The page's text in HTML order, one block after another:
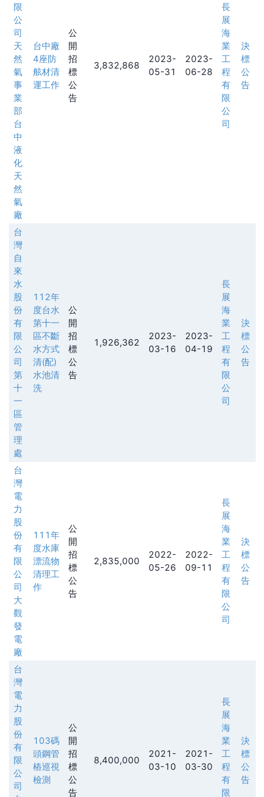
限
公
司
天
然
氣
事
業
部
台
中
液
化
天
然
氣
廠
台中廠
4座防
舷材清
運工作
公
開
招
標
公
告
3,832,868
2023-
05-31
2023-
06-28
長
展
海
業
工
程
有
限
公
司
決
標
公
告
台
灣
自
來
水
股
份
有
限
公
司
第
十
一
區
管
理
處
112年
度台水
第十一
區不斷
水方式
清(配)
水池清
洗
公
開
招
標
公
告
1,926,362
2023-
03-16
2023-
04-19
長
展
海
業
工
程
有
限
公
司
決
標
公
告
台
灣
電
力
股
份
有
限
公
司
大
觀
發
電
廠
111年
度水庫
漂流物
清理工
作
公
開
招
標
公
告
2,835,000
2022-
05-26
2022-
09-11
長
展
海
業
工
程
有
限
公
司
決
標
公
告
台
灣
電
力
股
份
有
限
公
司
103碼
頭鋼管
樁巡視
檢測
公
開
招
標
公
告
8,400,000
2021-
03-10
2021-
03-30
長
展
海
業
工
程
有
限
決
標
公
告